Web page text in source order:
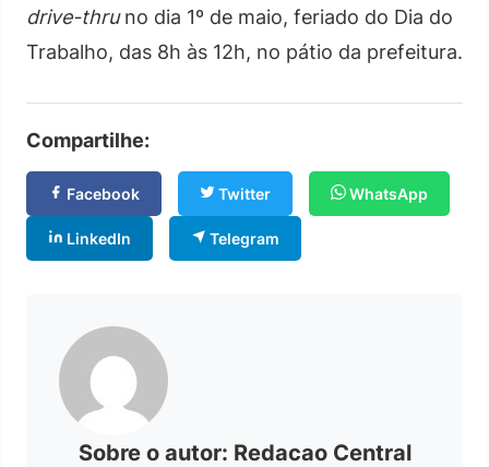
drive-thruno dia 1º de maio, feriado do Dia do
Trabalho, das 8h às 12h, no pátio da prefeitura.
Compartilhe:
Facebook Twitter WhatsApp
LinkedIn Telegram
Sobre o autor: Redacao Central